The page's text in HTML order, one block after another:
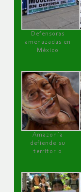
Defensoras
amenazadas en
México
Amazonía
defiende su
territorio